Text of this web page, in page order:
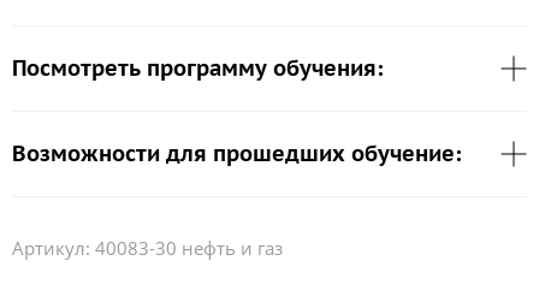
Посмотреть программу обучения:
Возможности для прошедших обучение:
Артикул: 40083-30 нефть и газ